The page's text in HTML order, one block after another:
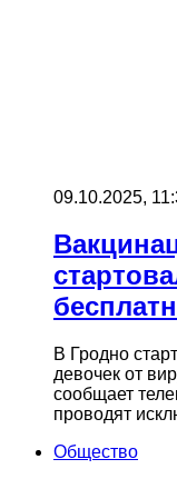
09.10.2025,
В Гродно
девочек от
сообщает
проводят
Общество